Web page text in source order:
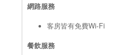
網路服務
客房皆有免費Wi-Fi
餐飲服務